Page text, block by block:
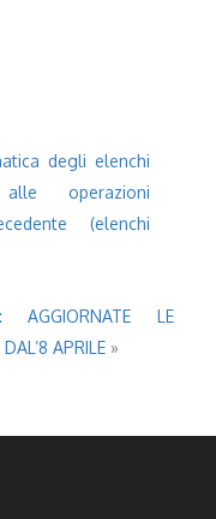
degli elenchi
operazioni
(elenchi
AGGIORNATE LE
APRILE »